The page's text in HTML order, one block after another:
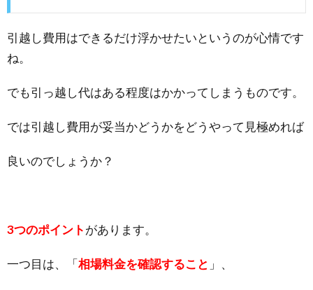
引越し費用はできるだけ浮かせたいというのが心情です
ね。
でも引っ越し代はある程度はかかってしまうものです。
では引越し費用が妥当かどうかをどうやって見極めれば
良いのでしょうか？
3つのポイントがあります。
一つ目は、「相場料金を確認すること 」、